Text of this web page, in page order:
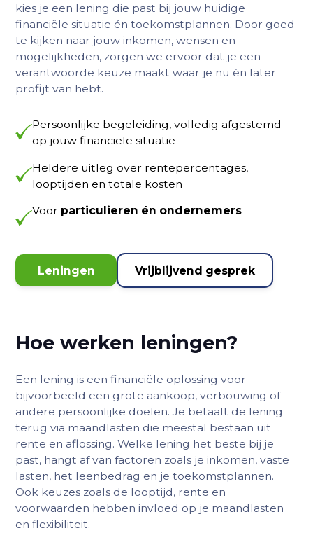
kies je een lening die past bij jouw huidige
financiële situatie én toekomstplannen. Door goed
te kijken naar jouw inkomen, wensen en
mogelijkheden, zorgen we ervoor dat je een
verantwoorde keuze maakt waar je nu én later
profijt van hebt.
Persoonlijke begeleiding, volledig afgestemd
op jouw financiële situatie
Heldere uitleg over rentepercentages,
looptijden en totale kosten
Voor particulieren én ondernemers
Leningen Vrijblijvend gesprek
Hoe werken leningen?
Een lening is een financiële oplossing voor
bijvoorbeeld een grote aankoop, verbouwing of
andere persoonlijke doelen. Je betaalt de lening
terug via maandlasten die meestal bestaan uit
rente en aflossing. Welke lening het beste bij je
past, hangt af van factoren zoals je inkomen, vaste
lasten, het leenbedrag en je toekomstplannen.
Ook keuzes zoals de looptijd, rente en
voorwaarden hebben invloed op je maandlasten
en flexibiliteit.